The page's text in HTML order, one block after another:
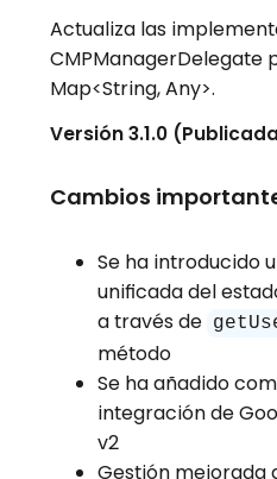
Actualiza las
CMPManagerDelegate
Map<String, Any>.
Versión 3.1.0
Cambios
Se ha introducido
unificada del
a través de
método
Se ha añadido
integración de
v2
Gestión mejorada